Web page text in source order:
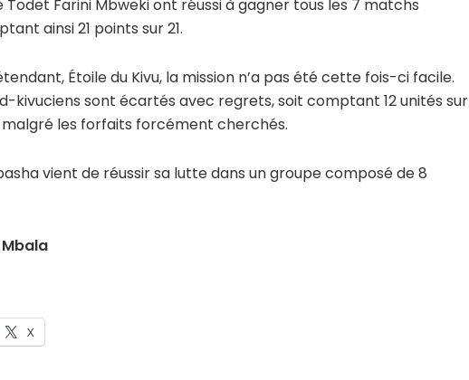
Todet Farini Mbweki ont réussi à gagner tous les 7 matchs
ainsi 21 points sur 21.
Étoile du Kivu, la mission n’a pas été cette fois-ci facile.
kivuciens sont écartés avec regrets, soit comptant 12 unités sur
malgré les forfaits forcément cherchés.
vient de réussir sa lutte dans un groupe composé de 8
X